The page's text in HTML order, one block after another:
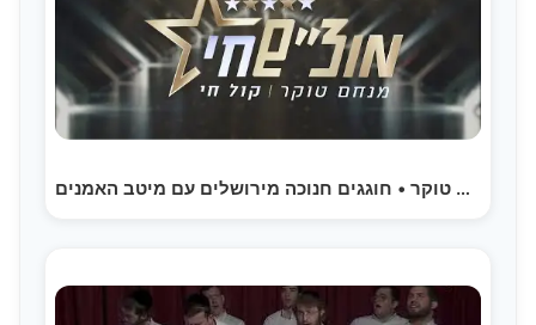
מוצ"ש חי עם מנחם טוקר • חוגגים חנוכה מירושלים עם מיטב האמנים